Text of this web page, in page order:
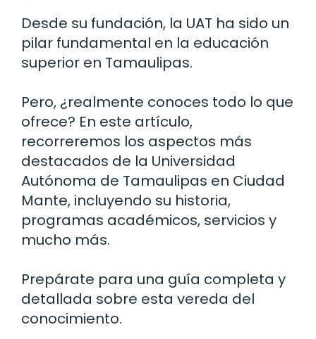
Desde su fundación, la UAT ha sido un
pilar fundamental en la educación
superior en Tamaulipas.
Pero, ¿realmente conoces todo lo que
ofrece? En este artículo,
recorreremos los aspectos más
destacados de la Universidad
Autónoma de Tamaulipas en Ciudad
Mante, incluyendo su historia,
programas académicos, servicios y
mucho más.
Prepárate para una guía completa y
detallada sobre esta vereda del
conocimiento.